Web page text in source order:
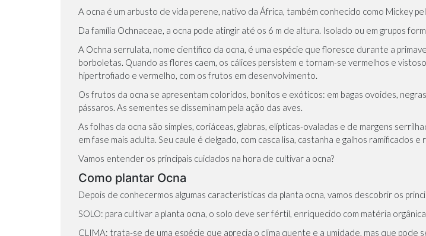
A ocna é um arbusto de vida perene, nativo da África, também conhecido como Mickey
Da família Ochnaceae, a ocna pode atingir até os 6 m de altura. Isolado ou em grupos
A Ochna serrulata, nome científico da ocna, é uma espécie que floresce durante a
borboletas. Quando as flores caem, os cálices persistem e tornam-se vermelhos e
hipertrofiado e vermelho, com os frutos em desenvolvimento.
Os frutos da ocna se apresentam coloridos, bonitos e exóticos: em bagas ovoides,
pássaros. As sementes se disseminam pela ação das aves.
As folhas da ocna são simples, coriáceas, glabras, elípticas-ovaladas e de margens
em fase mais adulta. Seu caule é delgado, com casca lisa, castanha e galhos ramificados
Vamos entender os principais cuidados na hora de cultivar a ocna?
Como plantar Ocna
Depois de conhecermos algumas características da planta ocna, vamos descobrir os
SOLO: para cultivar a planta ocna, o solo deve ser fértil, enriquecido com matéria
CLIMA: trata-se de uma espécie que aprecia o clima quente e a umidade, mas que pode